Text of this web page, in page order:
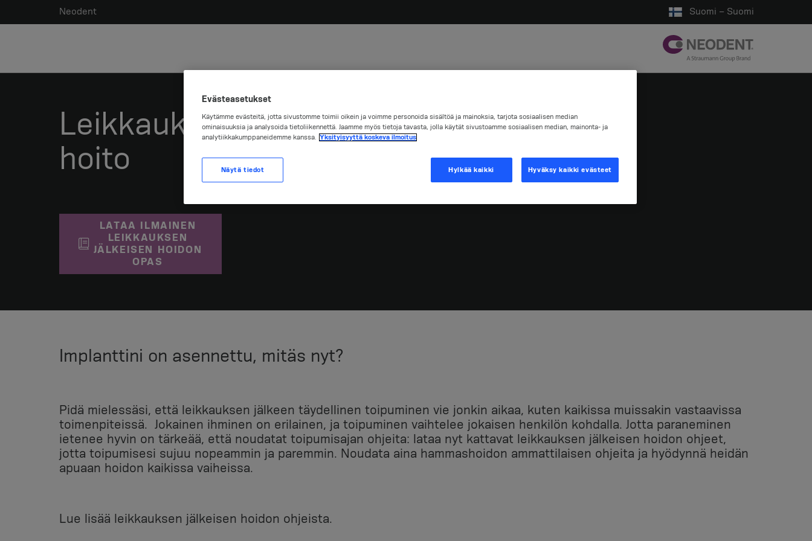
Neodent Suomi – Suomi
Leikkauksen jälkeinen
hoito
LATAA ILMAINEN
LEIKKAUKSEN
JÄLKEISEN HOIDON
OPAS
Implanttini on asennettu, mitäs nyt?
Pidä mielessäsi, että leikkauksen jälkeen täydellinen toipuminen vie jonkin aikaa, kuten kaikissa muissakin vastaavissa
toimenpiteissä. Jokainen ihminen on erilainen, ja toipuminen vaihtelee jokaisen henkilön kohdalla. Jotta paraneminen
ietenee hyvin on tärkeää, että noudatat toipumisajan ohjeita: lataa nyt kattavat leikkauksen jälkeisen hoidon ohjeet,
jotta toipumisesi sujuu nopeammin ja paremmin. Noudata aina hammashoidon ammattilaisen ohjeita ja hyödynnä heidän
apuaan hoidon kaikissa vaiheissa.
Lue lisää leikkauksen jälkeisen hoidon ohjeista.
Evästeasetukset
Käytämme evästeitä, jotta sivustomme toimii oikein ja voimme personoida sisältöä ja mainoksia, tarjota sosiaalisen median
ominaisuuksia ja analysoida tietoliikennettä. Jaamme myös tietoja tavasta, jolla käytät sivustoamme sosiaalisen median, mainonta- ja
analytiikkakumppaneidemme kanssa.
Yksityisyyttä koskeva ilmoitus
Hylkää kaikki Hyväksy kaikki evästeet
Näytä tiedot